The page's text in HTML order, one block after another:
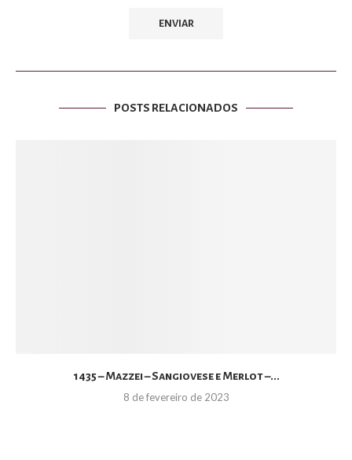
POSTS RELACIONADOS
1435 – Mazzei – Sangiovese e Merlot –...
8 de fevereiro de 2023